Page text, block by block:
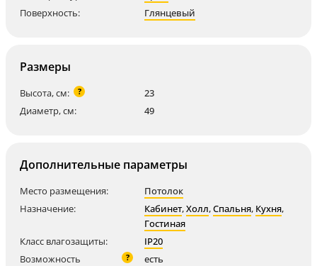
Поверхность:
Глянцевый
Размеры
Высота, см: ?
23
Диаметр, см:
49
Дополнительные параметры
Место размещения:
Потолок
Назначение:
Кабинет,Холл,Спальня, Кухня,
Гостиная
Класс влагозащиты:
IP20
Возможность
? есть